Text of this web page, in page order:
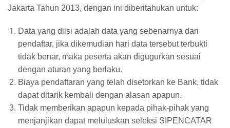
Jakarta Tahun 2013, dengan ini diberitahukan untuk:
Data yang diisi adalah data yang sebenarnya dari
pendaftar, jika dikemudian hari data tersebut terbukti
tidak benar, maka peserta akan digugurkan sesuai
dengan aturan yang berlaku.
Biaya pendaftaran yang telah disetorkan ke Bank, tidak
dapat ditarik kembali dengan alasan apapun.
Tidak memberikan apapun kepada pihak-pihak yang
menjanjikan dapat meluluskan seleksi SIPENCATAR